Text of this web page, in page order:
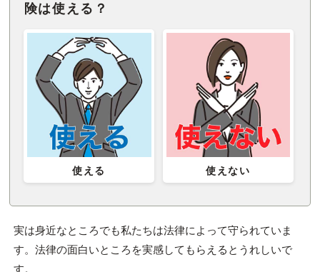
険は使える？
使える 使えない
実は身近なところでも私たちは法律によって守られていま
す。法律の面白いところを実感してもらえるとうれしいで
す。